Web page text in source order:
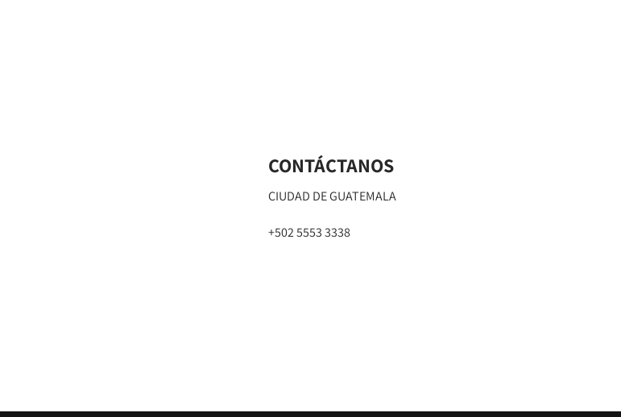
CONTÁCTANOS
CIUDAD DE GUATEMALA
+502 5553 3338